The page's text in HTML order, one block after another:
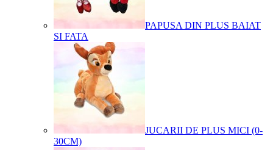
PAPUSA DIN PLUS BAIAT
SI FATA
JUCARII DE PLUS MICI (0-
30CM)